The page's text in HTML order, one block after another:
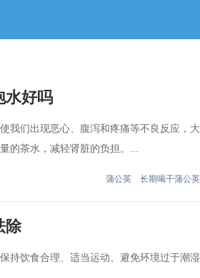
水好吗
我们出现恶心、腹泻和疼痛等不良反应，
的茶水，减轻肾脏的负担。...
蒲公英 长期喝干蒲公英
除
持饮食合理、适当运动、避免环境过于潮